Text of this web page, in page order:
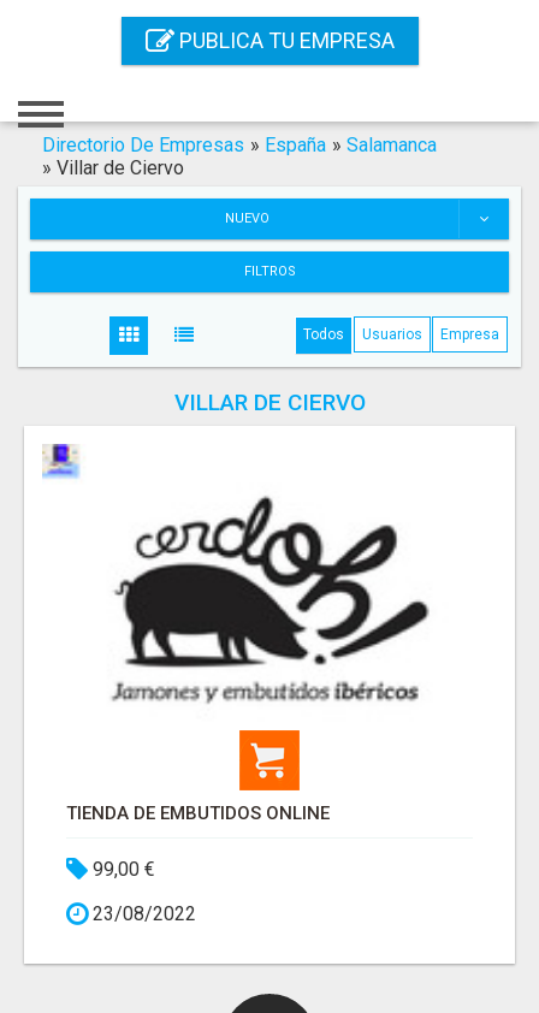
PUBLICA TU EMPRESA
Registro
Contacto
Servicios Online
Publica Tu Empresa
Directorio De Empresas » España » Salamanca
» Villar de Ciervo
NUEVO
FILTROS
Todos Usuarios Empresa
VILLAR DE CIERVO
TIENDA DE EMBUTIDOS ONLINE
99,00 €
23/08/2022